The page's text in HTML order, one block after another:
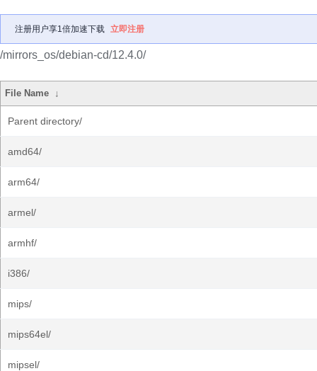
注册用户享1倍加速下载 立即注册
/mirrors_os/debian-cd/12.4.0/
File Name ↓
Parent directory/
amd64/
arm64/
armel/
armhf/
i386/
mips/
mips64el/
mipsel/